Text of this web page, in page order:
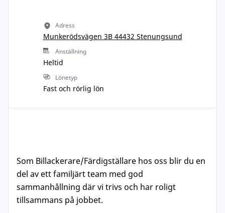
Adress
Munkerödsvägen 3B 44432 Stenungsund
Anställning
Heltid
Lönetyp
Fast och rörlig lön
Som Billackerare/Färdigställare hos oss blir du en
del av ett familjärt team med god
sammanhållning där vi trivs och har roligt
tillsammans på jobbet.